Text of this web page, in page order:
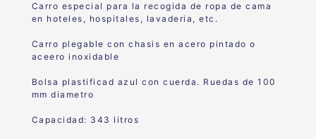
Carro especial para la recogida de ropa de cama
en hoteles, hospitales, lavaderia, etc.
Carro plegable con chasis en acero pintado o
aceero inoxidable
Bolsa plastificad azul con cuerda. Ruedas de 100
mm diametro
Capacidad: 343 litros